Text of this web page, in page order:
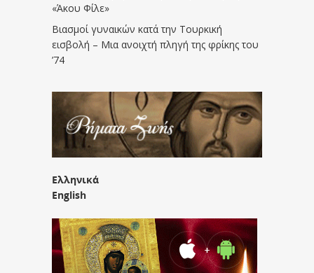
«Άκου Φίλε»
Βιασμοί γυναικών κατά την Τουρκική
εισβολή – Μια ανοιχτή πληγή της φρίκης του
’74
Ελληνικά
English